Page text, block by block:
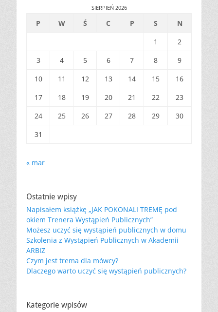
SIERPIEŃ 2026
P W Ś C P S
N
1
2
3
4 5 6 7 8
9
10
11 12 13 14 15
16
17
18 19 20 21 22
23
24
25 26 27 28 29
30
31
« mar
Ostatnie wpisy
Napisałem książkę „JAK POKONALI TREMĘ pod
okiem Trenera Wystąpień Publicznych”
Możesz uczyć się wystąpień publicznych w domu
Szkolenia z Wystąpień Publicznych w Akademii
ARBIZ
Czym jest trema dla mówcy?
Dlaczego warto uczyć się wystąpień publicznych?
Kategorie wpisów